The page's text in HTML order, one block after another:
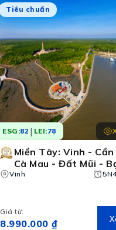
Tiêu chuẩn
ESG:82 | LEI:78
Miền Tây: Vinh -
Cà Mau - Đất Mũi -
Sóc Trăng
Vinh
Giá từ:
8.990.000 ₫